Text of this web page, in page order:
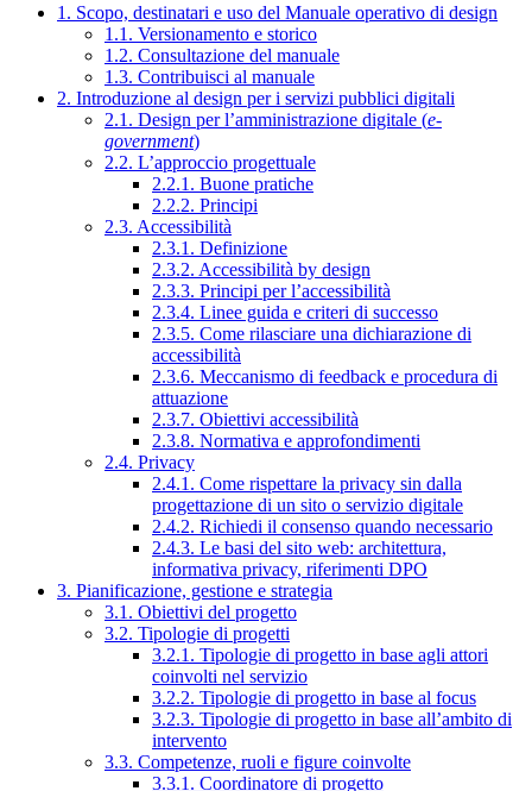
1. Scopo, destinatari e uso del Manuale operativo di design
1.1. Versionamento e storico
1.2. Consultazione del manuale
1.3. Contribuisci al manuale
2. Introduzione al design per i servizi pubblici digitali
2.1. Design per l’amministrazione digitale (e-
government)
2.2. L’approccio progettuale
2.2.1. Buone pratiche
2.2.2. Principi
2.3. Accessibilità
2.3.1. Definizione
2.3.2. Accessibilità by design
2.3.3. Principi per l’accessibilità
2.3.4. Linee guida e criteri di successo
2.3.5. Come rilasciare una dichiarazione di
accessibilità
2.3.6. Meccanismo di feedback e procedura di
attuazione
2.3.7. Obiettivi accessibilità
2.3.8. Normativa e approfondimenti
2.4. Privacy
2.4.1. Come rispettare la privacy sin dalla
progettazione di un sito o servizio digitale
2.4.2. Richiedi il consenso quando necessario
2.4.3. Le basi del sito web: architettura,
informativa privacy, riferimenti DPO
3. Pianificazione, gestione e strategia
3.1. Obiettivi del progetto
3.2. Tipologie di progetti
3.2.1. Tipologie di progetto in base agli attori
coinvolti nel servizio
3.2.2. Tipologie di progetto in base al focus
3.2.3. Tipologie di progetto in base all’ambito di
intervento
3.3. Competenze, ruoli e figure coinvolte
3.3.1. Coordinatore di progetto